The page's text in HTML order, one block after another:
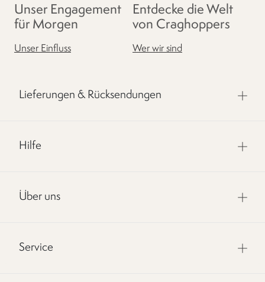
Unser Engagement
für Morgen
Unser Einfluss
Entdecke die Welt
von Craghoppers
Wer wir sind
Lieferungen & Rücksendungen
Hilfe
Über uns
Service